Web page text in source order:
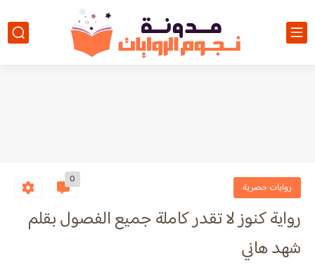
روايات حصرية
0
رواية كنوز لا تقدر كاملة جميع الفصول بقلم
شهد هاني